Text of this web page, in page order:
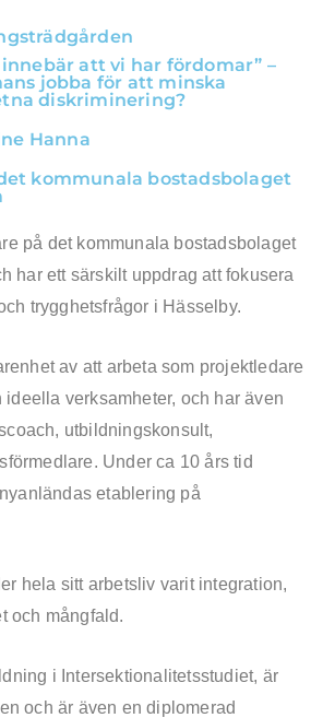
att vi har fördomar” –
jobba för att minska
diskriminering?
Hanna
kommunala bostadsbolaget
på det kommunala bostadsbolaget
har ett särskilt uppdrag att fokusera
trygghetsfrågor i Hässelby.
av att arbeta som projektledare
verksamheter, och har även
utbildningskonsult,
Under ca 10 års tid
etablering på
hela sitt arbetsliv varit integration,
och mångfald.
i Intersektionalitetsstudiet, är
och är även en diplomerad